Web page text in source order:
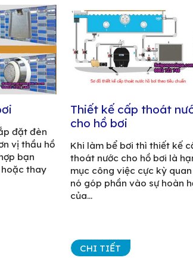
đặt đèn
vị thầu hồ
bạn
hoặc thay
Thiết kế cấp thoát
cho hồ bơi
Khi làm bể bơi thì thiết kế
thoát nước cho hồ bơi là
mục công việc cực kỳ
nó góp phần vào sự hoàn
của...
CHI TIẾT